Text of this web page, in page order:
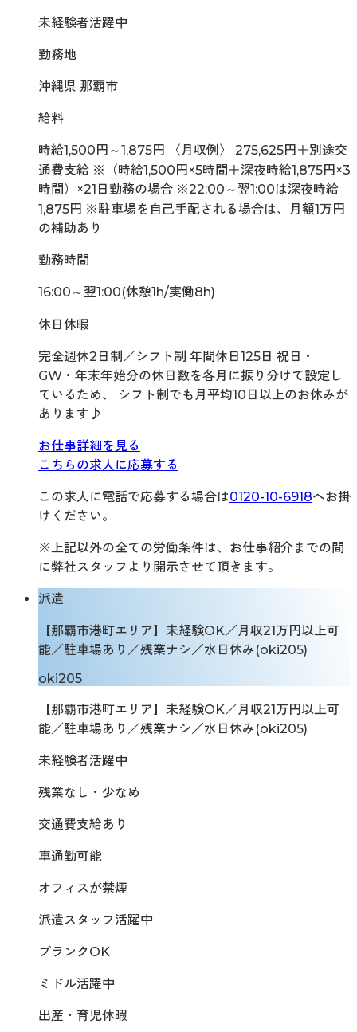
未経験者活躍中
勤務地
沖縄県 那覇市
給料
時給1,500円～1,875円 〈月収例〉 275,625円＋別途交
通費支給 ※（時給1,500円×5時間＋深夜時給1,875円×3
時間）×21日勤務の場合 ※22:00～翌1:00は深夜時給
1,875円 ※駐車場を自己手配される場合は、月額1万円
の補助あり
勤務時間
16:00～翌1:00(休憩1h/実働8h)
休日休暇
完全週休2日制／シフト制 年間休日125日 祝日・
GW・年末年始分の休日数を各月に振り分けて設定し
ているため、 シフト制でも月平均10日以上のお休みが
あります♪
お仕事詳細を見る
こちらの求人に応募する
この求人に電話で応募する場合は0120-10-6918へお掛
けください。
※上記以外の全ての労働条件は、お仕事紹介までの間
に弊社スタッフより開示させて頂きます。
派遣
【那覇市港町エリア】未経験OK／月収21万円以上可
能／駐車場あり／残業ナシ／水日休み(oki205)
oki205
【那覇市港町エリア】未経験OK／月収21万円以上可
能／駐車場あり／残業ナシ／水日休み(oki205)
未経験者活躍中
残業なし・少なめ
交通費支給あり
車通勤可能
オフィスが禁煙
派遣スタッフ活躍中
ブランクOK
ミドル活躍中
出産・育児休暇